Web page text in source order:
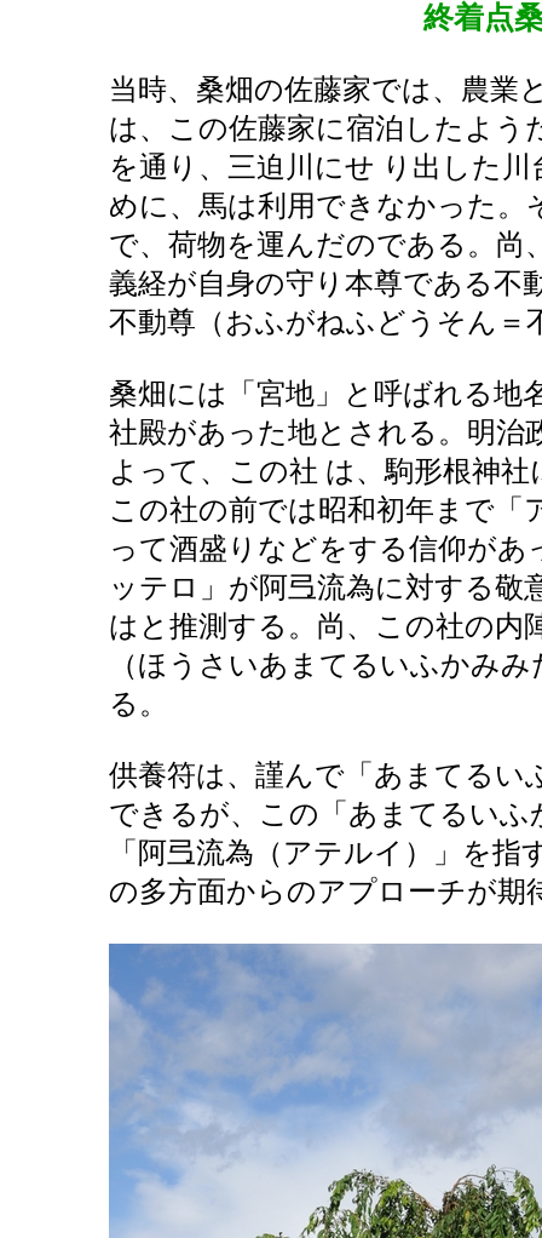
終着点
当時、桑畑の佐藤家では、農業
は、この佐藤家に宿泊したよう
を通り、三迫川にせ り出した
めに、馬は利用できなかった。
で、荷物を運んだのである。尚
義経が自身の守り本尊である不
不動尊（おふがねふどうそん＝
桑畑には「宮地」と呼ばれる地
社殿があった地とされる。明治
よって、この社 は、駒形根神
この社の前では昭和初年まで
って酒盛りなどをする信仰が
ッテロ」が阿弖流為に対する
はと推測する。尚、この社の内
（ほうさいあまてるいふかみ
る。
供養符は、謹んで「あまてるい
できるが、この「あまてるい
「阿弖流為（アテルイ）」を
の多方面からのアプローチが期